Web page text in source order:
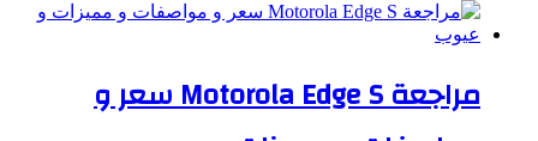
مراجعة Motorola Edge S سعر و